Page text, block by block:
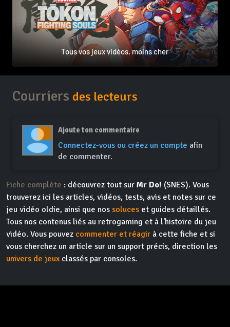
Tous vos jeux vidéos, moins cher
Courriers des lecteurs
Ajoute ton commentaire
Connectez-vous ou créez un compte afin
de commenter.
Fiche complète : découvrez tout sur Mr Do! (SNES). Vous
trouverez ici les articles, vidéos, tests, avis et notes sur ce
jeu vidéo oldie, ainsi que nos soluces et guides détaillés.
Tous nos contenus liés au retrogaming et à l'histoire du jeu
vidéo. Vous pouvez commenter et réagir à cette fiche et si
vous cherchez un article sur un support précis, direction les
univers de jeux classés par consoles.